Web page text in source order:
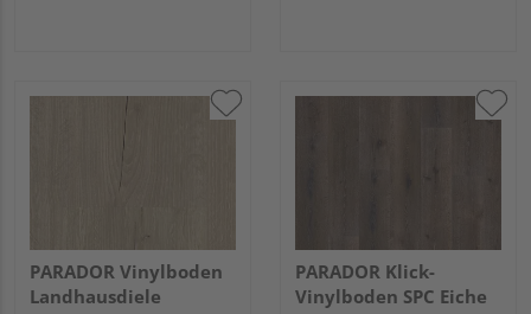
PARADOR Vinylboden
Landhausdiele
PARADOR Klick-
Vinylboden SPC Eiche